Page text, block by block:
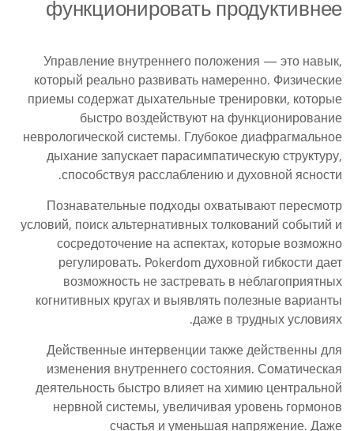
функционировать продуктивнее
Управление внутреннего положения — это навык,
который реально развивать намеренно. Физические
приемы содержат дыхательные тренировки, которые
быстро воздействуют на функционирование
неврологической системы. Глубокое диафрагмальное
дыхание запускает парасимпатическую структуру,
способствуя расслаблению и духовной ясности.
Познавательные подходы охватывают пересмотр
условий, поиск альтернативных толкований событий и
сосредоточение на аспектах, которые возможно
регулировать. Pokerdom духовной гибкости дает
возможность не застревать в неблагоприятных
когнитивных кругах и выявлять полезные варианты
даже в трудных условиях.
Действенные интервенции также действенны для
изменения внутреннего состояния. Соматическая
деятельность быстро влияет на химию центральной
нервной системы, увеличивая уровень гормонов
счастья и уменьшая напряжение. Даже